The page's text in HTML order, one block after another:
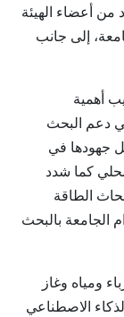
من أعضاء الهيئة
إلى جانب
أهمية
دعم البحث
جهودها في
كما شدد
الطاقة
الجامعة بالبحث
ومياه وغاز
الاصطناعي